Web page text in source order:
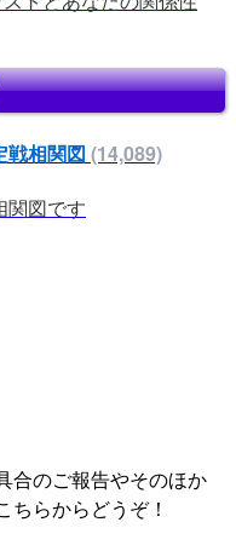
戦相関図 (14,089)
関図です
合のご報告やそのほか
ちらからどうぞ！